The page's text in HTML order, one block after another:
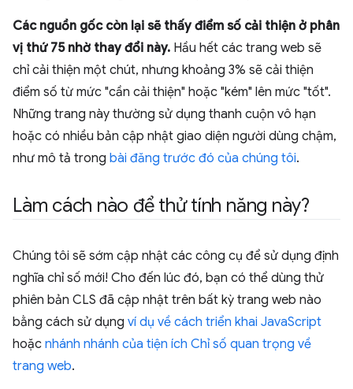
Các nguồn gốc còn lại sẽ thấy điểm số cải thiện ở phân
vị thứ 75 nhờ thay đổi này. Hầu hết các trang web sẽ
chỉ cải thiện một chút, nhưng khoảng 3% sẽ cải thiện
điểm số từ mức "cần cải thiện" hoặc "kém" lên mức "tốt".
Những trang này thường sử dụng thanh cuộn vô hạn
hoặc có nhiều bản cập nhật giao diện người dùng chậm,
như mô tả trong bài đăng trước đó của chúng tôi.
Làm cách nào để thử tính năng này?
Chúng tôi sẽ sớm cập nhật các công cụ để sử dụng định
nghĩa chỉ số mới! Cho đến lúc đó, bạn có thể dùng thử
phiên bản CLS đã cập nhật trên bất kỳ trang web nào
bằng cách sử dụng ví dụ về cách triển khai JavaScript
hoặc nhánh nhánh của tiện ích Chỉ số quan trọng về
trang web.